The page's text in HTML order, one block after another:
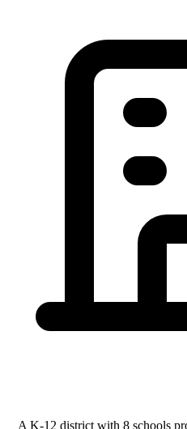
A K-12 district with 8 schools